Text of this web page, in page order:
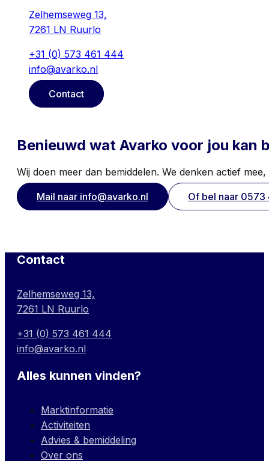
Zelhemseweg 13,
7261 LN Ruurlo
+31 (0) 573 461 444
info@avarko.nl
Contact
Benieuwd wat Avarko voor jou kan
Wij doen meer dan bemiddelen. We denken actief
Mail naar info@avarko.nl Of bel naar 0573
Contact
Zelhemseweg 13,
7261 LN Ruurlo
+31 (0) 573 461 444
info@avarko.nl
Alles kunnen vinden?
Marktinformatie
Activiteiten
Advies & bemiddeling
Over ons